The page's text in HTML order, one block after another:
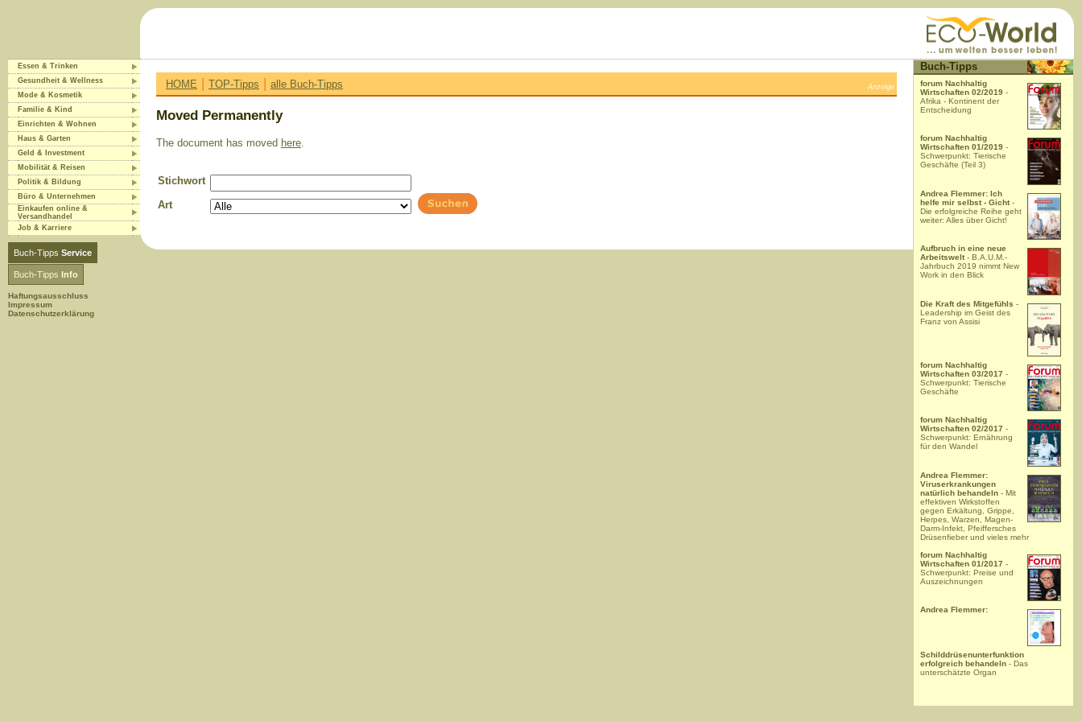
Essen & Trinken
Gesundheit & Wellness
Mode & Kosmetik
Familie & Kind
Einrichten & Wohnen
Haus & Garten
Geld & Investment
Mobilität & Reisen
Politik & Bildung
Büro & Unternehmen
Einkaufen online &
Versandhandel
Job & Karriere
Buch-Tipps Service
Buch-Tipps Info
Haftungsausschluss
Impressum
Datenschutzerklärung
HOME | TOP-Tipps | alle Buch-Tipps Anzeige
Moved Permanently
The document has moved here.
Stichwort
Art
Buch-Tipps
forum Nachhaltig
Wirtschaften 02/2019 -
Afrika - Kontinent der
Entscheidung
forum Nachhaltig
Wirtschaften 01/2019 -
Schwerpunkt: Tierische
Geschäfte (Teil 3)
Andrea Flemmer: Ich
helfe mir selbst - Gicht -
Die erfolgreiche Reihe geht
weiter: Alles über Gicht!
Aufbruch in eine neue
Arbeitswelt - B.A.U.M.-
Jahrbuch 2019 nimmt New
Work in den Blick
Die Kraft des Mitgefühls -
Leadership im Geist des
Franz von Assisi
forum Nachhaltig
Wirtschaften 03/2017 -
Schwerpunkt: Tierische
Geschäfte
forum Nachhaltig
Wirtschaften 02/2017 -
Schwerpunkt: Ernährung
für den Wandel
Andrea Flemmer:
Viruserkrankungen
natürlich behandeln - Mit
effektiven Wirkstoffen
gegen Erkältung, Grippe,
Herpes, Warzen, Magen-
Darm-Infekt, Pfeiffersches
Drüsenfieber und vieles mehr
forum Nachhaltig
Wirtschaften 01/2017 -
Schwerpunkt: Preise und
Auszeichnungen
Andrea Flemmer:
Schilddrüsenunterfunktion
erfolgreich behandeln - Das
unterschätzte Organ